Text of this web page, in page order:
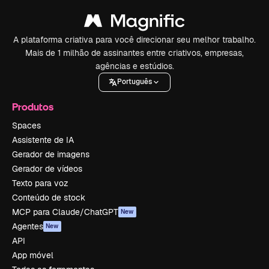
A plataforma criativa para você direcionar seu melhor trabalho.
Mais de 1 milhão de assinantes entre criativos, empresas,
agências e estúdios.
Português
Produtos
Spaces
Assistente de IA
Gerador de imagens
Gerador de vídeos
Texto para voz
Conteúdo de stock
MCP para Claude/ChatGPT New
Agentes New
API
App móvel